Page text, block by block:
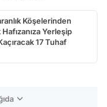
Köşelerinden
Yerleşip
17 Tuhaf